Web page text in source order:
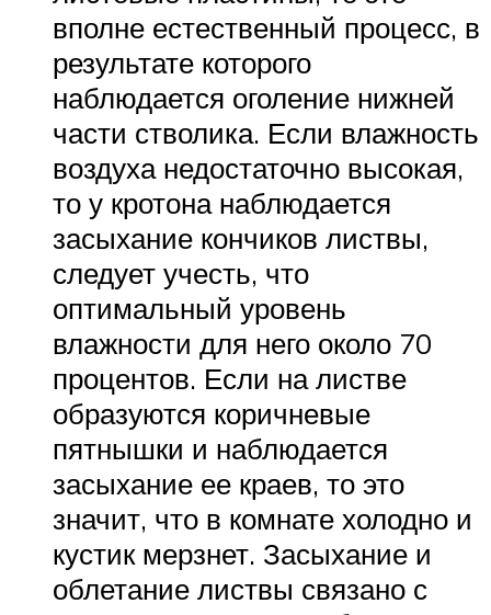
вполне естественный процесс, в
результате которого
наблюдается оголение нижней
части стволика. Если влажность
воздуха недостаточно высокая,
то у кротона наблюдается
засыхание кончиков листвы,
следует учесть, что
оптимальный уровень
влажности для него около 70
процентов. Если на листве
образуются коричневые
пятнышки и наблюдается
засыхание ее краев, то это
значит, что в комнате холодно и
кустик мерзнет. Засыхание и
облетание листвы связано с